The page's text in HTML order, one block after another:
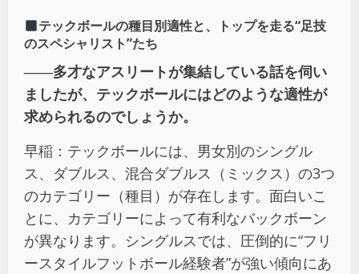
テックボールの種目別適性と、トップを走る“足技
のスペシャリスト”たち
――多才なアスリートが集結している話を伺い
ましたが、テックボールにはどのような適性が
求められるのでしょうか。
早稲：テックボールには、男女別のシングル
ス、ダブルス、混合ダブルス（ミックス）の3つ
のカテゴリー（種目）が存在します。面白いこ
とに、カテゴリーによって有利なバックボーン
が異なります。シングルスでは、圧倒的に“フリ
ースタイルフットボール経験者”が強い傾向にあ